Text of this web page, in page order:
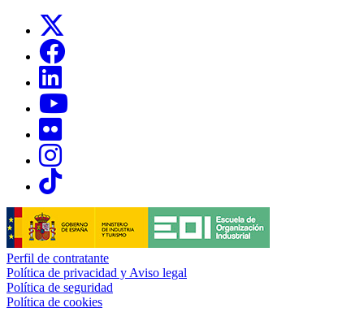
Links, Opens in this window
Links, Opens in this window
Links, Opens in this window
Links, Opens in this window
Links, Opens in this window
Perfil de contratante
Política de privacidad y Aviso legal
Política de seguridad
Política de cookies